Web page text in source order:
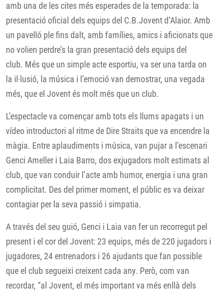
amb una de les cites més esperades de la temporada: la
presentació oficial dels equips del C.B.Jovent d’Alaior. Amb
un pavelló ple fins dalt, amb famílies, amics i aficionats que
no volien perdre’s la gran presentació dels equips del
club. Més que un simple acte esportiu, va ser una tarda on
la il·lusió, la música i l’emoció van demostrar, una vegada
més, que el Jovent és molt més que un club.
L’espectacle va començar amb tots els llums apagats i un
vídeo introductori al ritme de Dire Straits que va encendre la
màgia. Entre aplaudiments i música, van pujar a l’escenari
Genci Ameller i Laia Barro, dos exjugadors molt estimats al
club, que van conduir l’acte amb humor, energia i una gran
complicitat. Des del primer moment, el públic es va deixar
contagiar per la seva passió i simpatia.
A través del seu guió, Genci i Laia van fer un recorregut pel
present i el cor del Jovent: 23 equips, més de 220 jugadors i
jugadores, 24 entrenadors i 26 ajudants que fan possible
que el club segueixi creixent cada any. Però, com van
recordar, “al Jovent, el més important va més enllà dels